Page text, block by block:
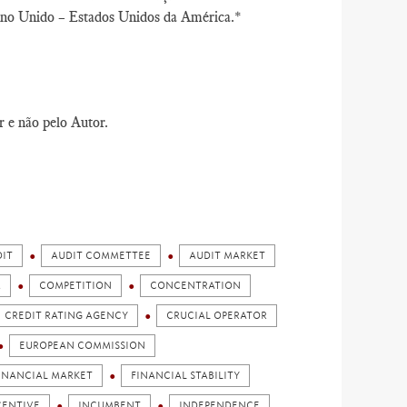
Unido – Estados Unidos da América.*
e não pelo Autor.
AUDIT COMMETTEE AUDIT MARKET
COMPETITION CONCENTRATION
CREDIT RATING AGENCY CRUCIAL OPERATOR
EUROPEAN COMMISSION
MARKET FINANCIAL STABILITY